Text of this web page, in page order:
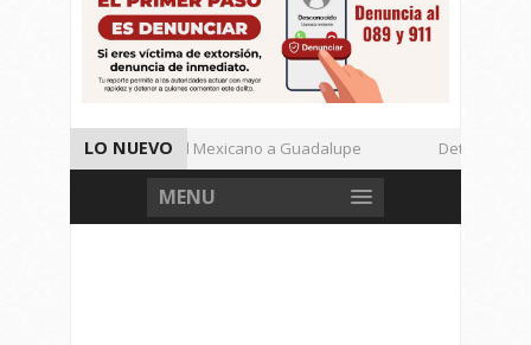
LO NUEVO
Enamora el Regional Mexicano a Guadalupe
Detienen a
Autoridades de Seguridad Dan Avances de Operación Rastrillo.
MENU